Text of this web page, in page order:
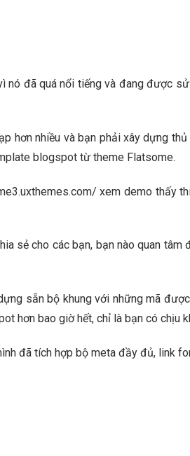
đã quá nổi tiếng và đang được
nhiều và bạn phải xây dựng
blogspot từ theme Flatsome.
xem demo thấy
sẻ cho các bạn, bạn nào quan
sẵn bộ khung với những mã
hơn bao giờ hết, chỉ là bạn có chịu
đã tích hợp bộ meta đầy đủ, link